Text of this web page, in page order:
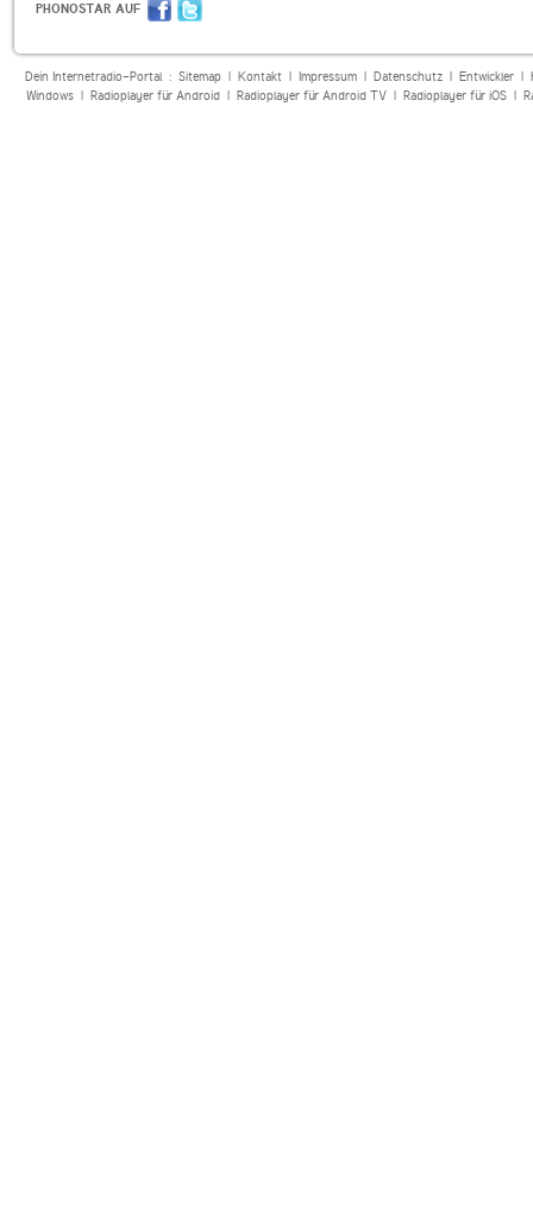
PHONOSTAR AUF
Dein Internetradio-Portal : Sitemap| Kontakt| Impressum| Datenschutz| Entwickler|
Windows| Radioplayer für Android| Radioplayer für Android TV| Radioplayer für iOS|